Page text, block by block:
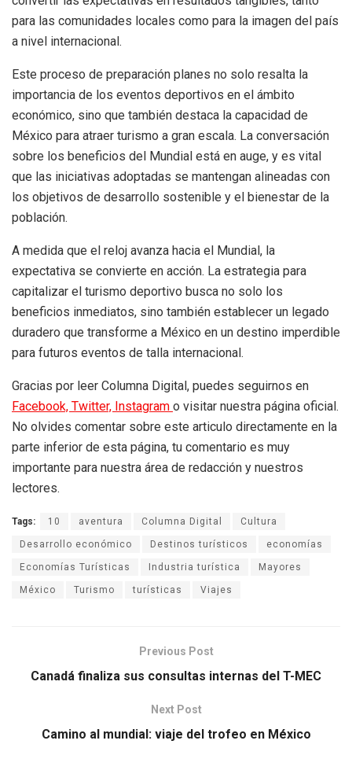
para las comunidades locales como para la imagen del país
a nivel internacional.
Este proceso de preparación planes no solo resalta la
importancia de los eventos deportivos en el ámbito
económico, sino que también destaca la capacidad de
México para atraer turismo a gran escala. La conversación
sobre los beneficios del Mundial está en auge, y es vital
que las iniciativas adoptadas se mantengan alineadas con
los objetivos de desarrollo sostenible y el bienestar de la
población.
A medida que el reloj avanza hacia el Mundial, la
expectativa se convierte en acción. La estrategia para
capitalizar el turismo deportivo busca no solo los
beneficios inmediatos, sino también establecer un legado
duradero que transforme a México en un destino imperdible
para futuros eventos de talla internacional.
Gracias por leer Columna Digital, puedes seguirnos en
Facebook, Twitter, Instagram o visitar nuestra página oficial.
No olvides comentar sobre este articulo directamente en la
parte inferior de esta página, tu comentario es muy
importante para nuestra área de redacción y nuestros
lectores.
Tags: 10 aventura Columna Digital Cultura
Desarrollo económico Destinos turísticos economías
Economías Turísticas Industria turística Mayores
México Turismo turísticas Viajes
Previous Post
Canadá finaliza sus consultas internas del T-MEC
Next Post
Camino al mundial: viaje del trofeo en México